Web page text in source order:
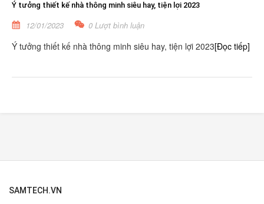
Ý tưởng thiết kế nhà thông minh siêu hay, tiện lợi 2023
12/01/2023 0 Lượt bình luận
Ý tưởng thiết kế nhà thông minh siêu hay, tiện lợi 2023[Đọc tiếp]
SAMTECH.VN